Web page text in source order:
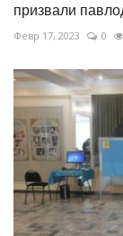
призвали
Февр 17, 2023 0